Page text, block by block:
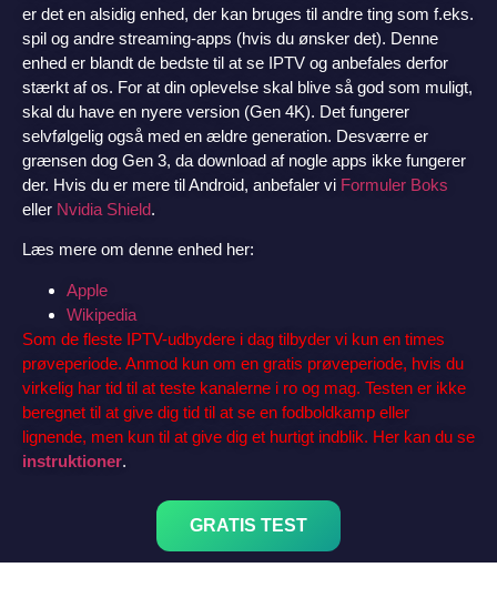
er det en alsidig enhed, der kan bruges til andre ting som f.eks.
spil og andre streaming-apps (hvis du ønsker det). Denne
enhed er blandt de bedste til at se IPTV og anbefales derfor
stærkt af os. For at din oplevelse skal blive så god som muligt,
skal du have en nyere version (Gen 4K). Det fungerer
selvfølgelig også med en ældre generation. Desværre er
grænsen dog Gen 3, da download af nogle apps ikke fungerer
der. Hvis du er mere til Android, anbefaler vi Formuler Boks
eller Nvidia Shield.
Læs mere om denne enhed her:
Apple
Wikipedia
Som de fleste IPTV-udbydere i dag tilbyder vi kun en times
prøveperiode. Anmod kun om en gratis prøveperiode, hvis du
virkelig har tid til at teste kanalerne i ro og mag. Testen er ikke
beregnet til at give dig tid til at se en fodboldkamp eller
lignende, men kun til at give dig et hurtigt indblik. Her kan du se
instruktioner.
GRATIS TEST